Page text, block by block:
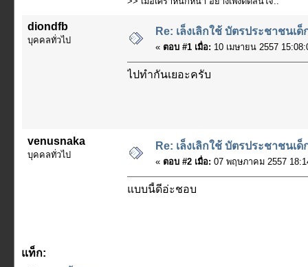
diondfb
บุคคลทั่วไป
Re: เล็งเลิกใช้ บัตรประชาชนเด็
« ตอบ #1 เมื่อ: 10 เมษายน 2557
ไปทํากันเยอะครับ
venusnaka
บุคคลทั่วไป
Re: เล็งเลิกใช้ บัตรประชาชนเด็
« ตอบ #2 เมื่อ: 07 พฤษภาคม 2557
แบบนี้ดีอ่ะชอบ
แท็ก: